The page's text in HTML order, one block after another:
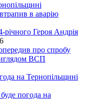
в аварію
річного Героя Андрія
про спробу
ВСП
на Тернопільщині
погода на